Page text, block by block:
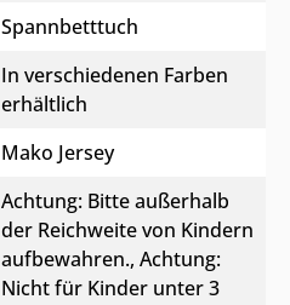
Spannbetttuch
In verschiedenen Farben
erhältlich
Mako Jersey
Achtung: Bitte außerhalb
der Reichweite von Kindern
aufbewahren., Achtung:
Nicht für Kinder unter 3